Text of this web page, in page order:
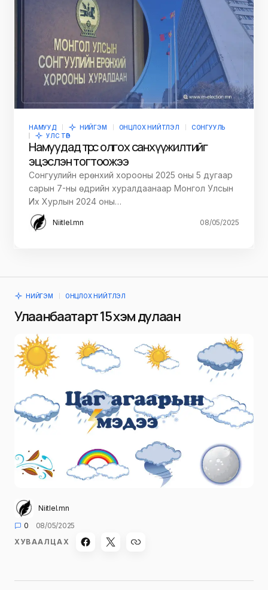
НАМУУД НИЙГЭМ ОНЦЛОХ НИЙТЛЭЛ
СОНГУУЛЬ
УЛС ТӨР
Намуудад төрөөс олгох санхүүжилтийг
эцэслэн тогтоожээ
Сонгуулийн ерөнхий хорооны 2025 оны 5 дугаар
сарын 7-ны өдрийн хуралдаанаар Монгол Улсын
Их Хурлын 2024 оны…
Niitlel.mn 08/05/2025
НИЙГЭМ ОНЦЛОХ НИЙТЛЭЛ
Улаанбаатарт 15 хэм дулаан
Niitlel.mn
0
08/05/2025
ХУВААЛЦАХ